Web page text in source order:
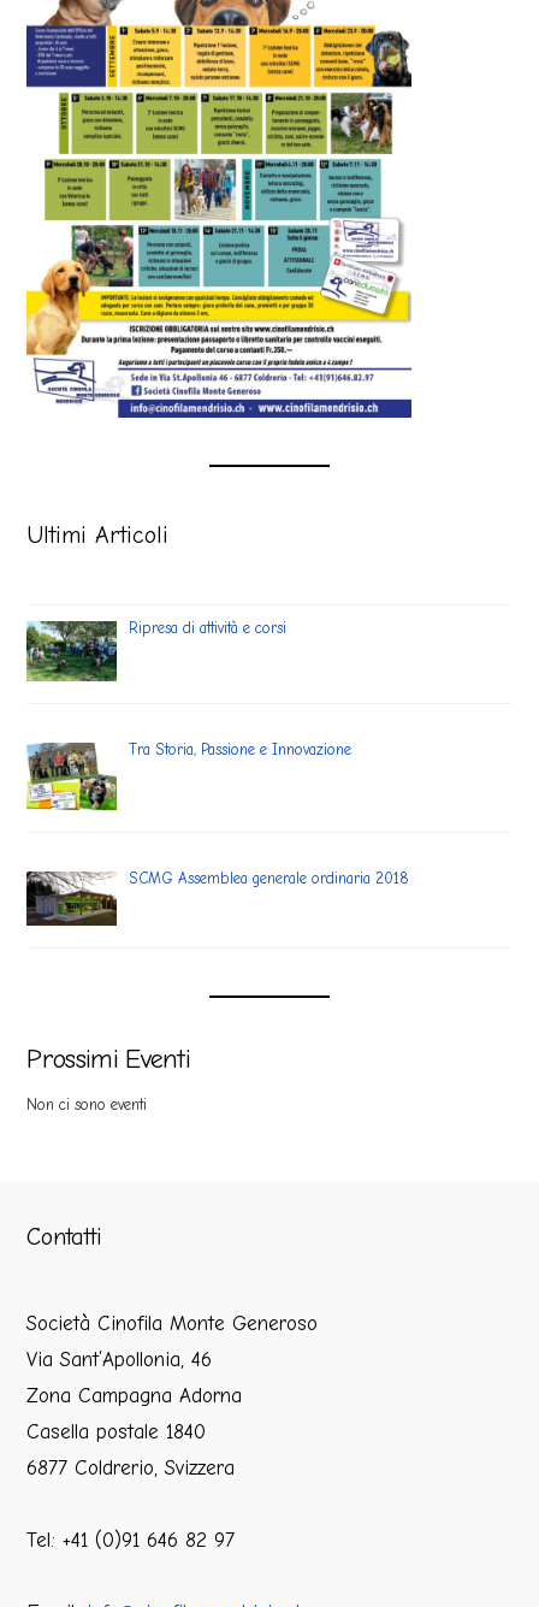
Ultimi Articoli
Ripresa di attività e corsi
Tra Storia, Passione e Innovazione
SCMG Assemblea generale ordinaria 2018
Prossimi Eventi
Non ci sono eventi
Contatti
Società Cinofila Monte Generoso
Via Sant’Apollonia, 46
Zona Campagna Adorna
Casella postale 1840
6877 Coldrerio, Svizzera
Tel: +41 (0)91 646 82 97